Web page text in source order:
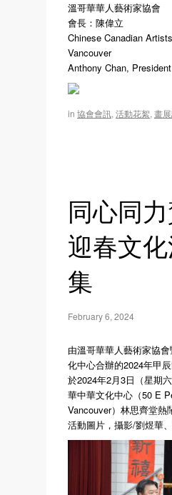
溫哥華華人藝術家協會
會長：陳偉立
Chinese Canadian
Vancouver
Anthony Chan, President
in 協會會訊, 活動花絮, 畫
同心同
迎春文化
集
February 6, 2024
由溫哥華華人藝術家協
化中心合辦的2024年甲
於2024年2月3日（星期
華中華文化中心（50 E
Vancouver）林思齊堂熱
活動圖片，攝影/劉煜華